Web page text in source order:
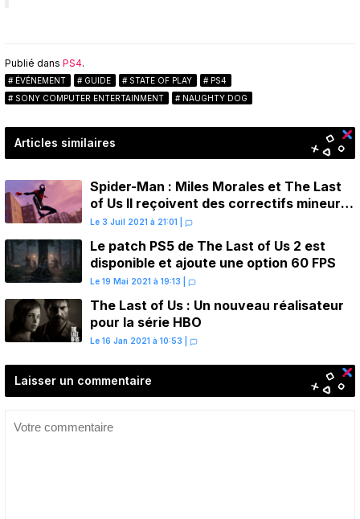
Publié dans PS4.
ÉVÉNEMENT GUIDE STATE OF PLAY
PS4
SONY COMPUTER ENTERTAINMENT
NAUGHTY DOG
Articles similaires
Spider-Man : Miles Morales et The Last
of Us II reçoivent des correctifs mineurs
d’amélioration des performances
Le 3 Juil 2021 à 21:01
Le patch PS5 de The Last of Us 2 est
disponible et ajoute une option 60 FPS
Le 19 Mai 2021 à 19:13
The Last of Us : Un nouveau réalisateur
pour la série HBO
Le 16 Jan 2021 à 10:53
Laisser un commentaire